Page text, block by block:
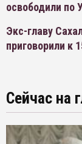
освободили по
Экс-главу
приговорили к
Сейчас на